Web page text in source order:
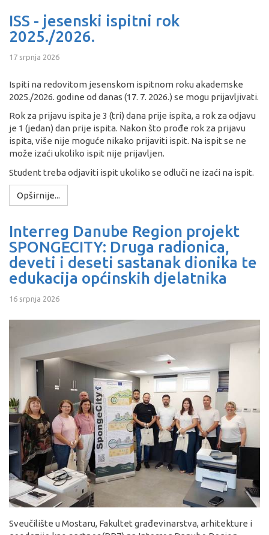
ISS - jesenski ispitni rok
2025./2026.
17 srpnja 2026
Ispiti na redovitom jesenskom ispitnom roku akademske
2025./2026. godine od danas (17. 7. 2026.) se mogu prijavljivati.
Rok za prijavu ispita je 3 (tri) dana prije ispita, a rok za odjavu
je 1 (jedan) dan prije ispita. Nakon što prođe rok za prijavu
ispita, više nije moguće nikako prijaviti ispit. Na ispit se ne
može izaći ukoliko ispit nije prijavljen.
Student treba odjaviti ispit ukoliko se odluči ne izaći na ispit.
Opširnije...
Interreg Danube Region projekt
SPONGECITY: Druga radionica,
deveti i deseti sastanak dionika te
edukacija općinskih djelatnika
16 srpnja 2026
Sveučilište u Mostaru, Fakultet građevinarstva, arhitekture i